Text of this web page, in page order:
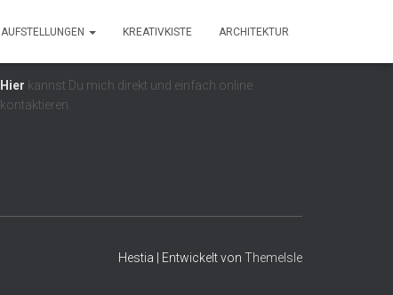
AUFSTELLUNGEN KREATIVKISTE ARCHITEKTUR
Hier kannst Du mich direkt und einfach online
kontaktieren.
Hestia | Entwickelt von ThemeIsle